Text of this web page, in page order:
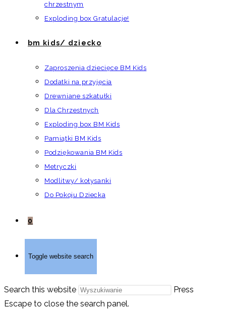
chrzestnym
Exploding box Gratulacje!
bm kids/ dziecko
Zaproszenia dziecięce BM Kids
Dodatki na przyjęcia
Drewniane szkatułki
Dla Chrzestnych
Exploding box BM Kids
Pamiątki BM Kids
Podziękowania BM Kids
Metryczki
Modlitwy/ kołysanki
Do Pokoju Dziecka
0
Toggle website search
Search this website
Press
Escape to close the search panel.